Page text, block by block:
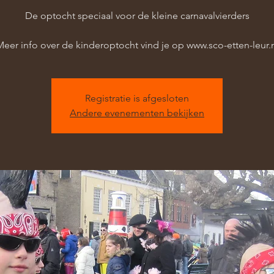
De optocht speciaal voor de kleine carnavalvierders
info over de kinderoptocht vind je op www.sco-etten-
Registratie is afgesloten
Andere evenementen bekijken